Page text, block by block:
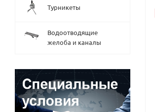
Турникеты
Водоотводящие
желоба и каналы